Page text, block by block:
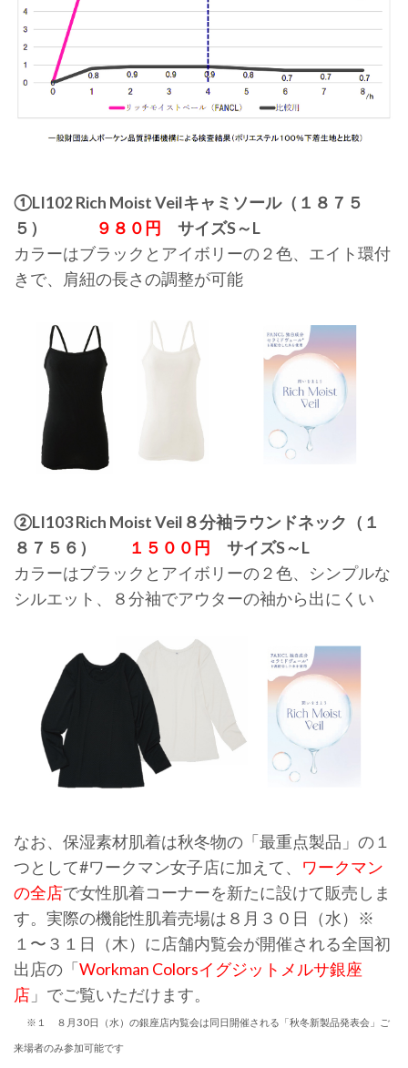
①LI102 Rich Moist Veilキャミソール（１８７５
５）
９８０円 サイズS～L
カラーはブラックとアイボリーの２色、エイト環付
きで、肩紐の長さの調整が可能
②LI103 Rich Moist Veil８分袖ラウンドネック（１
８７５６）
１５００円 サイズS～L
カラーはブラックとアイボリーの２色、シンプルな
シルエット、８分袖でアウターの袖から出にくい
なお、保湿素材肌着は秋冬物の「最重点製品」の１
つとして#ワークマン女子店に加えて、 ワークマン
の全店で女性肌着コーナーを新たに設けて販売しま
す。実際の機能性肌着売場は８月３０日（水）※
１〜３１日（木）に店舗内覧会が開催される全国初
出店の「Workman Colorsイグジットメルサ銀座
店 」でご覧いただけます。
※１ ８月30日（水）の銀座店内覧会は同日開催される「秋冬新製品発表会」ご
来場者のみ参加可能です